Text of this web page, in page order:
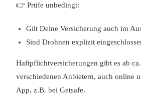
👉 Prüfe unbedingt:
Gilt Deine Versicherung auch im
Sind Drohnen explizit
Haftpflichtversicherungen gibt es ab
verschiedenen Anbietern, auch online
App, z.B. bei Getsafe.